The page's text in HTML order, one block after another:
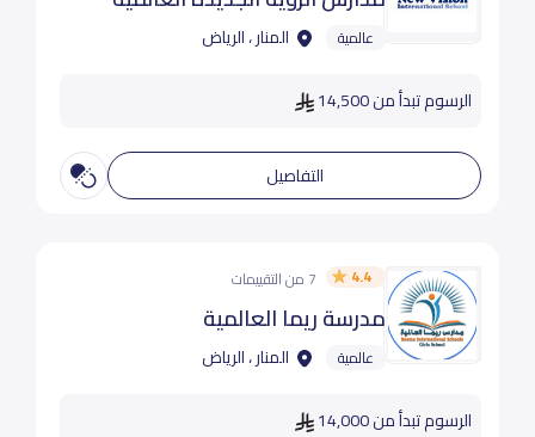
عالمية المنار ، الرياض
الرسوم تبدأ من 14,500
التفاصيل
4.4 7 من التقييمات
مدرسة ريما العالمية
عالمية المنار ، الرياض
الرسوم تبدأ من 14,000